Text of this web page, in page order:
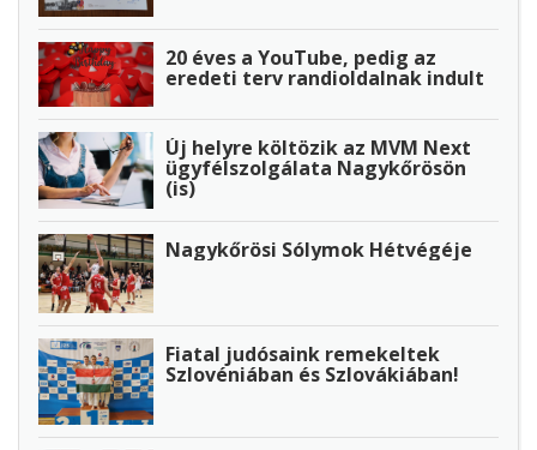
20 éves a YouTube, pedig az
eredeti terv randioldalnak indult
Új helyre költözik az MVM Next
ügyfélszolgálata Nagykőrösön
(is)
Nagykőrösi Sólymok Hétvégéje
Fiatal judósaink remekeltek
Szlovéniában és Szlovákiában!